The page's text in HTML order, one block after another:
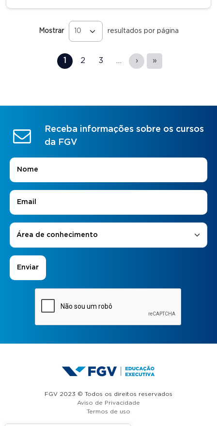
Mostrar resultados por página
1 2 3 … › »
Receba informações sobre os cursos
da FGV
Nome
E-mail
Áreas de Interesse
Área de conhecimento
FGV 2023 © Todos os direitos reservados
Aviso de Privacidade
Termos de uso